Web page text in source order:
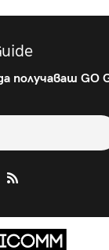
получаваш GO